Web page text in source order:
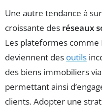
Une autre tendance à
croissante des réseaux
Les plateformes comme
deviennent des outils
des biens immobiliers
permettant ainsi
clients. Adopter une